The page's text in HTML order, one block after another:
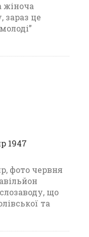
жіноча
зараз це
1947
фото червня
що
та